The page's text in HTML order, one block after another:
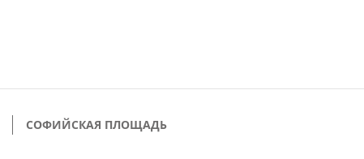
СОФИЙСКАЯ ПЛОЩАДЬ